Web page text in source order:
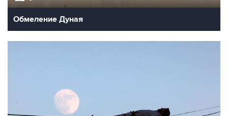
Обмеление Дуная